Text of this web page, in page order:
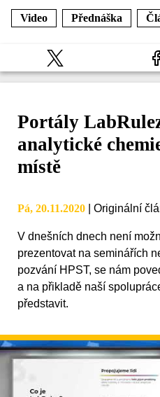
Video Přednáška
Portály
analytické
místě
Pá, 20.11.2020 Originální
V dnešních dnech není
prezentovat na seminářích
pozvání HPST, se nám
a na přikladě naší
představit.